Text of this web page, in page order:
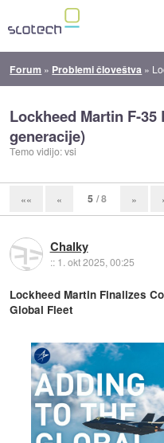
Forum » Problemi človeštva »
Lockheed Martin F-
generacije)
Temo vidijo: vsi
«« « 5 / 8 »
Chalky
:: 1. okt 2025, 00:25
Lockheed Martin Finalizes
Global Fleet